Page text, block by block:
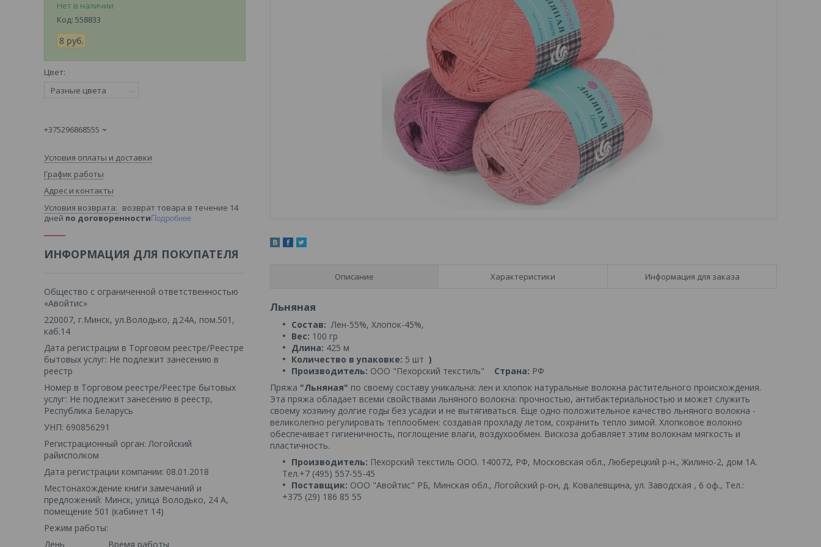
Описание Характеристики Информация для заказа
Льняная
Состав: Лен-55%, Хлопок-45%,
Вес: 100 гр
Длина: 425 м
Количество в упаковке: 5 шт )
Производитель: ООО "Пехорский текстиль" Страна: РФ
Пряжа "Льняная" по своему составу уникальна: лен и хлопок натуральные волокна растительного происхождения.
Эта пряжа обладает всеми свойствами льняного волокна: прочностью, антибактериальностью и может служить
своему хозяину долгие годы без усадки и не вытягиваться. Еще одно положительное качество льняного волокна -
великолепно регулировать теплообмен: создавая прохладу летом, сохранить тепло зимой. Хлопковое волокно
обеспечивает гигиеничность, поглощение влаги, воздухообмен. Вискоза добавляет этим волокнам мягкость и
пластичность.
Производитель: Пехорский текстиль ООО. 140072, РФ, Московская обл., Люберецкий р-н., Жилино-2, дом 1А.
Тел.+7 (495) 557-55-45
Поставщик: ООО "Авойтис" РБ, Минская обл., Логойский р-он, д. Ковалевщина, ул. Заводская , 6 оф., Тел.:
+375 (29) 186 85 55
Нет в наличии
Код: 558833
8 руб.
Цвет:
Разные цвета
+375296868555
Условия оплаты и доставки
График работы
Адрес и контакты
возврат товара в течение 14
дней по договоренности Подробнее
ИНФОРМАЦИЯ ДЛЯ ПОКУПАТЕЛЯ
Общество с ограниченной ответственностью
«Авойтис»
220007, г.Минск, ул.Володько, д.24А, пом.501,
каб.14
Дата регистрации в Торговом реестре/Реестре
бытовых услуг: Не подлежит занесению в
реестр
Номер в Торговом реестре/Реестре бытовых
услуг: Не подлежит занесению в реестр,
Республика Беларусь
УНП: 690856291
Регистрационный орган: Логойский
райисполком
Дата регистрации компании: 08.01.2018
Местонахождение книги замечаний и
предложений: Минск, улица Володько, 24 А,
помещение 501 (кабинет 14)
Режим работы:
День
Время работы